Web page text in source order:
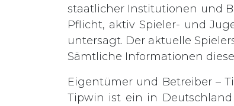
staatlicher Institutionen und
Pflicht, aktiv Spieler- und
untersagt. Der aktuelle
Sämtliche Informationen
Eigentümer und Betreiber –
Tipwin ist ein in Deutschland